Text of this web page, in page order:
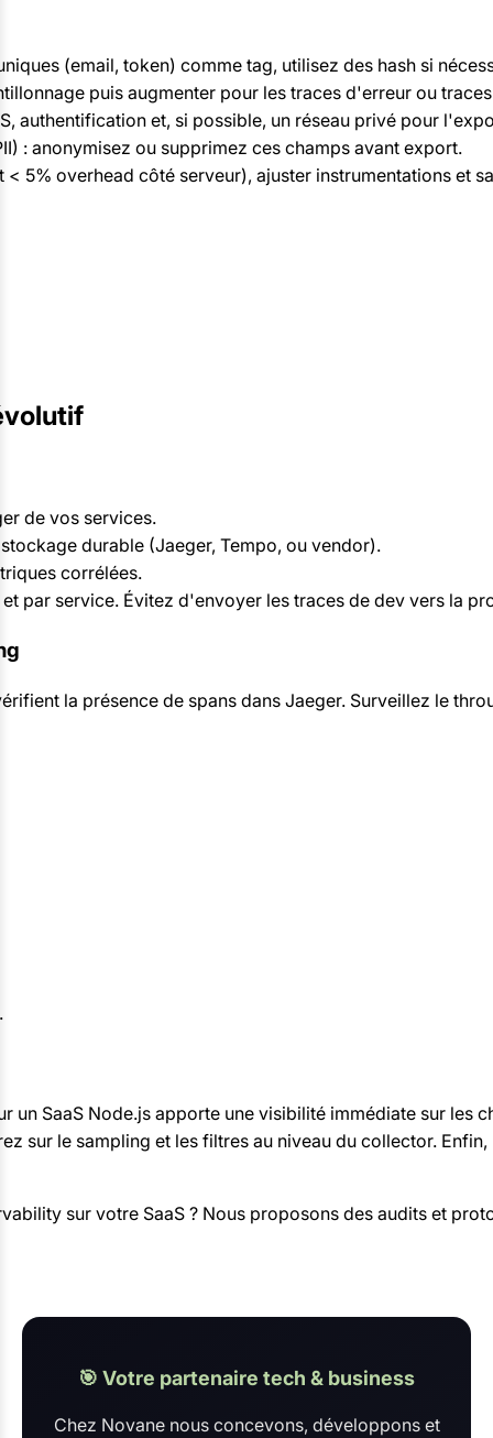
(email, token) comme tag, utilisez des hash si
puis augmenter pour les traces d'erreur ou
authentification et, si possible, un réseau privé pour
: anonymisez ou supprimez ces champs avant export.
5% overhead côté serveur), ajuster instrumentations et
de vos services.
durable (Jaeger, Tempo, ou vendor).
corrélées.
par service. Évitez d'envoyer les traces de dev vers la
la présence de spans dans Jaeger. Surveillez le
.
SaaS Node.js apporte une visibilité immédiate sur les
sur le sampling et les filtres au niveau du collector.
sur votre SaaS ? Nous proposons des audits et
🎯 Votre partenaire tech & business
Chez Novane nous concevons, développons et